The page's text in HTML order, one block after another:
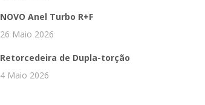
NOVO Anel Turbo R+F
26 Maio 2026
Retorcedeira de Dupla-torção
4 Maio 2026